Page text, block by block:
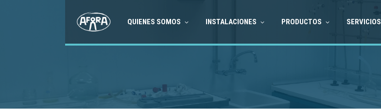
QUIENES SOMOS INSTALACIONES PRODUCTOS SERVICIOS